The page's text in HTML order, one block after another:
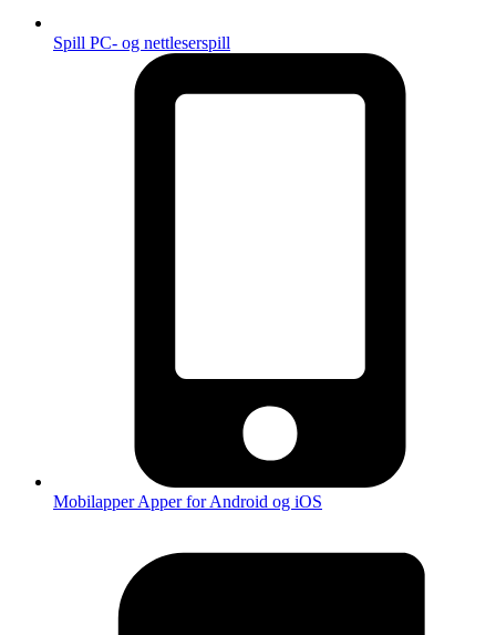
Spill PC- og nettleserspill
MobilapperApper for Android og iOS